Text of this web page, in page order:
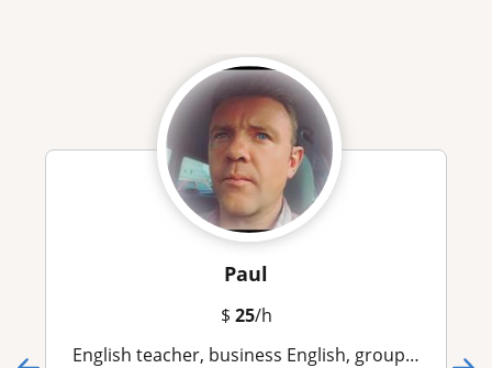
Paul
$ 25/h
English teacher, business English, group or individual classes